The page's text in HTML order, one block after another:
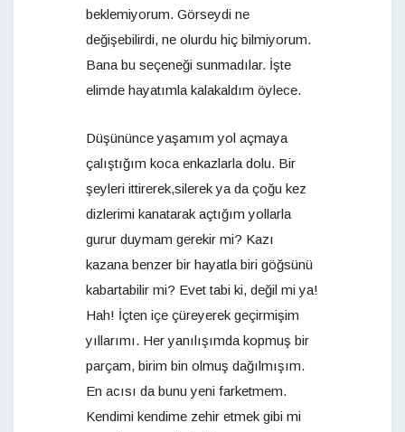
beklemiyorum. Görseydi ne
değişebilirdi, ne olurdu hiç bilmiyorum.
Bana bu seçeneği sunmadılar. İşte
elimde hayatımla kalakaldım öylece.
Düşününce yaşamım yol açmaya
çalıştığım koca enkazlarla dolu. Bir
şeyleri ittirerek,silerek ya da çoğu kez
dizlerimi kanatarak açtığım yollarla
gurur duymam gerekir mi? Kazı
kazana benzer bir hayatla biri göğsünü
kabartabilir mi? Evet tabi ki, değil mi ya!
Hah! İçten içe çüreyerek geçirmişim
yıllarımı. Her yanılışımda kopmuş bir
parçam, birim bin olmuş dağılmışım.
En acısı da bunu yeni farketmem.
Kendimi kendime zehir etmek gibi mi